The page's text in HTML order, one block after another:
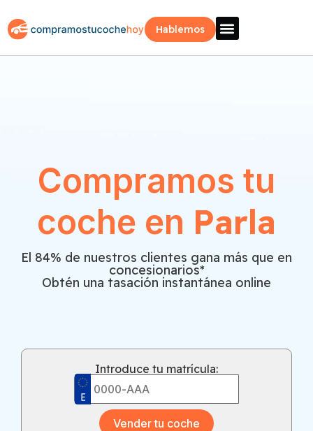
Hablemos
Compramos tu
coche en Parla
El 84% de nuestros clientes gana más que en
concesionarios*
Obtén una tasación instantánea online
Introduce tu matrícula:
Vender tu coche